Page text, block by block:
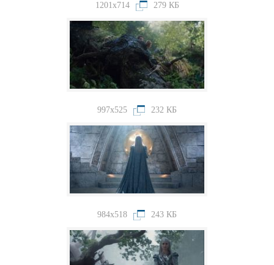
1201x714 279 КБ
997x525 232 КБ
984x518 243 КБ